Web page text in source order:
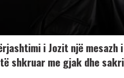
i Jozit një
shkruar me gjak dhe